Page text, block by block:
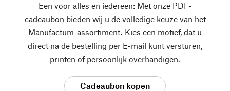
Een voor alles en iedereen: Met onze PDF-
cadeaubon bieden wij u de volledige keuze van het
Manufactum-assortiment. Kies een motief, dat u
direct na de bestelling per E-mail kunt versturen,
printen of persoonlijk overhandigen.
Cadeaubon kopen